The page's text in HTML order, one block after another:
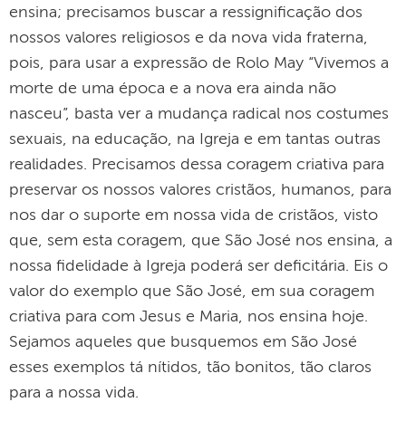
ensina; precisamos buscar a ressignificação dos
nossos valores religiosos e da nova vida fraterna,
pois, para usar a expressão de Rolo May “Vivemos a
morte de uma época e a nova era ainda não
nasceu”, basta ver a mudança radical nos costumes
sexuais, na educação, na Igreja e em tantas outras
realidades. Precisamos dessa coragem criativa para
preservar os nossos valores cristãos, humanos, para
nos dar o suporte em nossa vida de cristãos, visto
que, sem esta coragem, que São José nos ensina, a
nossa fidelidade à Igreja poderá ser deficitária. Eis o
valor do exemplo que São José, em sua coragem
criativa para com Jesus e Maria, nos ensina hoje.
Sejamos aqueles que busquemos em São José
esses exemplos tá nítidos, tão bonitos, tão claros
para a nossa vida.